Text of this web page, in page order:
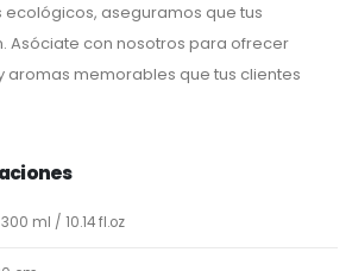
aseguramos que tus
Asóciate con nosotros para ofrecer
aromas memorables que tus clientes
300 ml / 10.14 fl.oz